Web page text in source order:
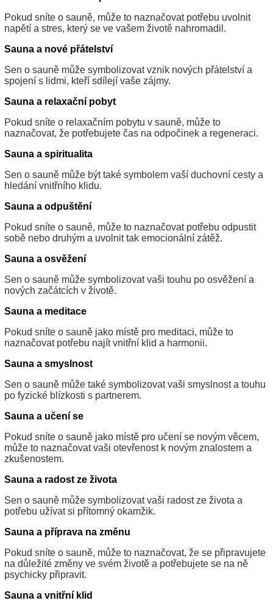
Pokud sníte o sauně, může to naznačovat potřebu uvolnit
napětí a stres, který se ve vašem životě nahromadil.
Sauna a nové přátelství
Sen o sauně může symbolizovat vznik nových přátelství a
spojení s lidmi, kteří sdílejí vaše zájmy.
Sauna a relaxační pobyt
Pokud sníte o relaxačním pobytu v sauně, může to
naznačovat, že potřebujete čas na odpočinek a regeneraci.
Sauna a spiritualita
Sen o sauně může být také symbolem vaší duchovní cesty a
hledání vnitřního klidu.
Sauna a odpuštění
Pokud sníte o sauně, může to naznačovat potřebu odpustit
sobě nebo druhým a uvolnit tak emocionální zátěž.
Sauna a osvěžení
Sen o sauně může symbolizovat vaši touhu po osvěžení a
nových začátcích v životě.
Sauna a meditace
Pokud sníte o sauně jako místě pro meditaci, může to
naznačovat potřebu najít vnitřní klid a harmonii.
Sauna a smyslnost
Sen o sauně může také symbolizovat vaši smyslnost a touhu
po fyzické blízkosti s partnerem.
Sauna a učení se
Pokud sníte o sauně jako místě pro učení se novým věcem,
může to naznačovat vaši otevřenost k novým znalostem a
zkušenostem.
Sauna a radost ze života
Sen o sauně může symbolizovat vaši radost ze života a
potřebu užívat si přítomný okamžik.
Sauna a příprava na změnu
Pokud sníte o sauně, může to naznačovat, že se připravujete
na důležité změny ve svém životě a potřebujete se na ně
psychicky připravit.
Sauna a vnitřní klid